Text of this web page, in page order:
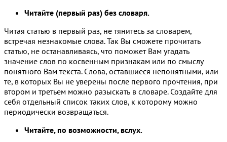
Читайте (первый раз) без словаря.
Читая статью в первый раз, не тянитесь за словарем,
встречая незнакомые слова. Так Вы сможете прочитать
статью, не останавливаясь, что поможет Вам угадать
значение слов по косвенным признакам или по смыслу
понятного Вам текста. Слова, оставшиеся непонятными, или
те, в которых Вы не уверены после первого прочтения, при
втором и третьем можно разыскать в словаре. Создайте для
себя отдельный список таких слов, к которому можно
периодически возвращаться.
Читайте, по возможности, вслух.